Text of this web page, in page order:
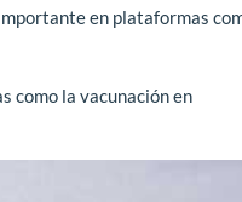
en plataformas
como la vacunación en